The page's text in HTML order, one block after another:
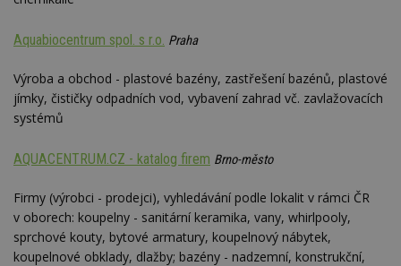
Aquabiocentrum spol. s r.o. Praha
Výroba a obchod - plastové bazény, zastřešení bazénů, plastové
jímky, čističky odpadních vod, vybavení zahrad vč. zavlažovacích
systémů
AQUACENTRUM.CZ - katalog firem Brno-město
Firmy (výrobci - prodejci), vyhledávání podle lokalit v rámci ČR
v oborech: koupelny - sanitární keramika, vany, whirlpooly,
sprchové kouty, bytové armatury, koupelnový nábytek,
koupelnové obklady, dlažby; bazény - nadzemní, konstrukční,